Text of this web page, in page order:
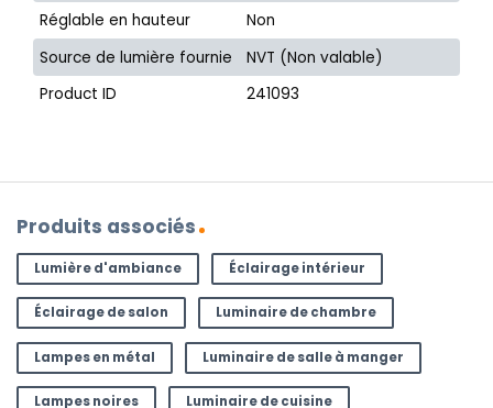
Réglable en hauteur
Non
Source de lumière fournie
NVT (Non valable)
Product ID
241093
Produits associés
Lumière d'ambiance Éclairage intérieur
Éclairage de salon Luminaire de chambre
Lampes en métal Luminaire de salle à manger
Lampes noires Luminaire de cuisine